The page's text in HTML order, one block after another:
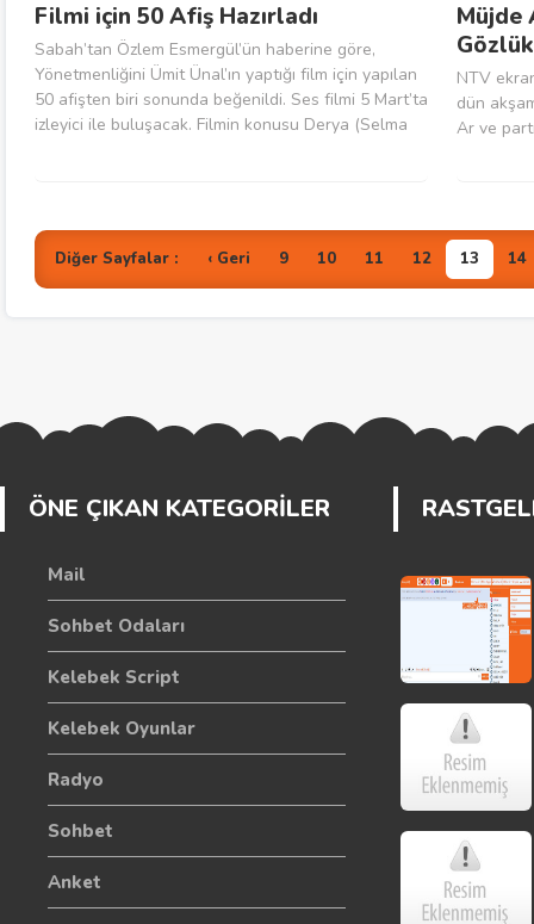
Filmi için 50 Afiş Hazırladı
Sabah’tan Özlem Esmergül’ün haberine göre,
Yönetmenliğini Ümit Ünal’ın yaptığı film için yapılan
50 afişten biri sonunda beğenildi. Ses filmi 5 Mart’ta
izleyici ile buluşacak. Filmin konusu Derya (Selma
Müjde
NTV
dün
Ar ve
Diğer Sayfalar : ‹ Geri 9 10 11 12 13 14
ÖNE ÇIKAN KATEGORİLER
Mail
Sohbet Odaları
Kelebek Script
Kelebek Oyunlar
Radyo
Sohbet
Anket